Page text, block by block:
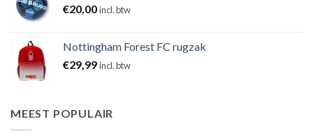
€20,00incl. btw
Nottingham Forest FC rugzak
€29,99incl. btw
MEEST POPULAIR